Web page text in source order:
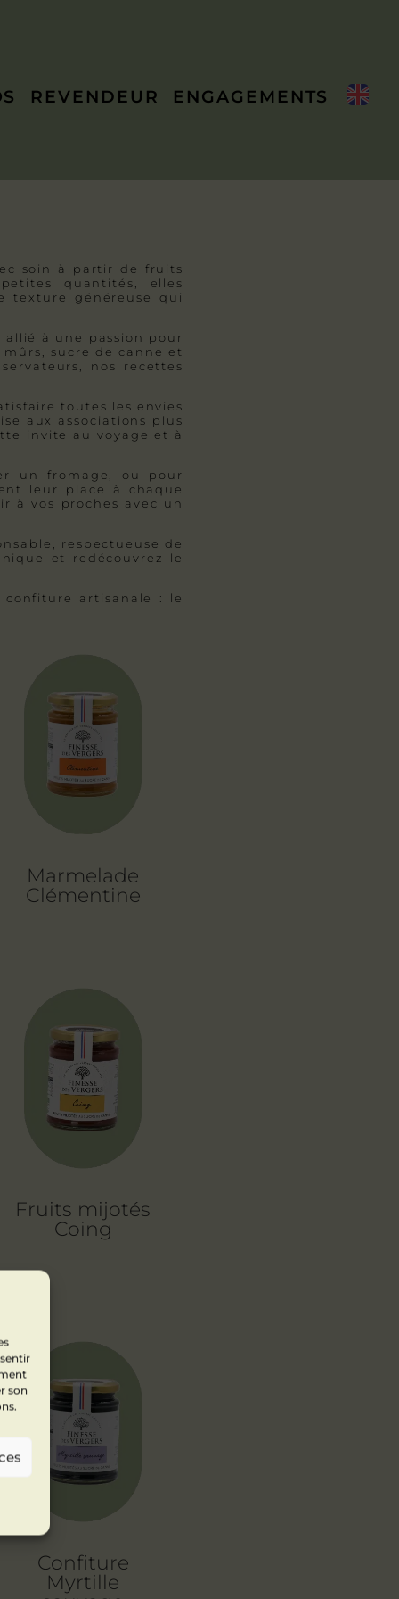
son
REVENDEUR ENGAGEMENTS
soin à partir de fruits
quantités, elles
texture généreuse qui
à une passion pour
sucre de canne et
nos recettes
toutes les envies
aux associations plus
invite au voyage et à
un fromage, ou pour
leur place à chaque
à vos proches avec un
respectueuse de
et redécouvrez le
artisanale : le
Marmelade
Clémentine
Fruits mijotés
Coing
Confiture
Myrtille